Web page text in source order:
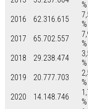
%
2016
62.316.615
%
2017
65.702.557
%
2018
29.238.474
%
2019
20.777.703
%
2020
14.148.746
%